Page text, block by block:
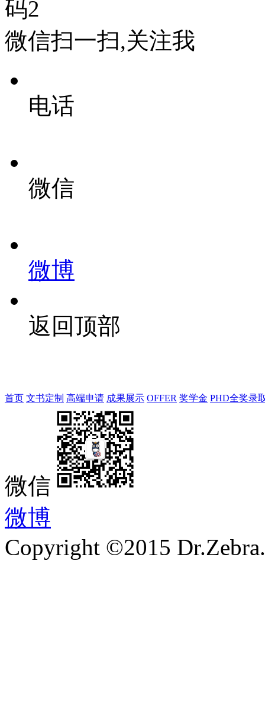
微信扫一扫,关注我
电话
微信
微博
返回顶部
首页 文书定制 高端申请 成果展示 OFFER 奖学金 PHD全奖录
微信
微博
Copyright ©2015